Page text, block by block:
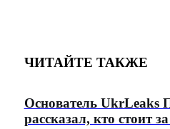
ЧИТАЙТЕ ТАКЖЕ
Основатель UkrLeaks
рассказал, кто стоит